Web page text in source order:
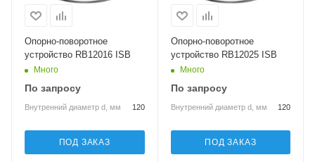
Опорно-поворотное
устройство RB12016 ISB
Много
По запросу
Внутренний диаметр d, мм 120
ПОД ЗАКАЗ
Опорно-поворотное
устройство RB12025 ISB
Много
По запросу
Внутренний диаметр d, мм 120
ПОД ЗАКАЗ